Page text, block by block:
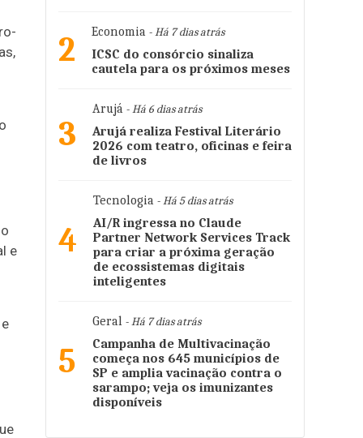
e
2 Economia - Há 7 dias atrás
ICSC do consórcio sinaliza
cautela para os próximos meses
3
Arujá - Há 6 dias atrás
Arujá realiza Festival Literário
2026 com teatro, oficinas e feira
de livros
4
Tecnologia - Há 5 dias atrás
AI/R ingressa no Claude
Partner Network Services Track
para criar a próxima geração
de ecossistemas digitais
inteligentes
5
Geral - Há 7 dias atrás
Campanha de Multivacinação
começa nos 645 municípios de
SP e amplia vacinação contra o
sarampo; veja os imunizantes
disponíveis